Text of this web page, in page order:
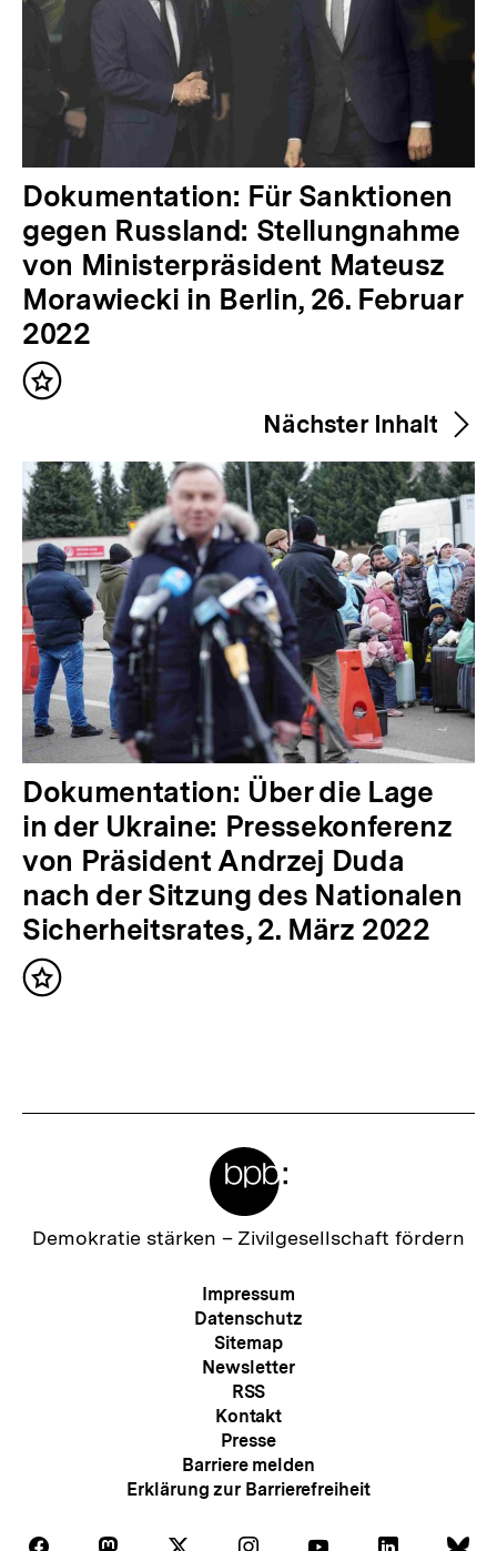
V
o
r
h
e
r
i
e
r
I
n
h
a
l
t
:
Dokumentation: Für Sanktionen
gegen Russland: Stellungnahme
von Ministerpräsident Mateusz
Morawiecki in Berlin, 26. Februar
2022
Inhalt
Nächster Inhalt
N
ä
c
h
s
t
e
Dokumentation: Über die Lage
in der Ukraine: Pressekonferenz
von Präsident Andrzej Duda
nach der Sitzung des Nationalen
Sicherheitsrates, 2. März 2022
Inhalt
Zur
Demokratie stärken – Zivilgesellschaft fördern
Meta-
Navigation
Impressum
Datenschutz
Sitemap
Newsletter
RSS
Kontakt
Presse
Barriere melden
Erklärung zur Barrierefreiheit